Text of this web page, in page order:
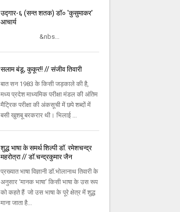
उद्गार-६ (सन्त शतक) डॉ० 'कुसुमाकर'
आचार्य
&nbs...
सलाम बंडू, कुकूर!! // संजीव तिवारी
बात सन 1983 के किसी जड़काले की है,
मध्य प्रदेश माध्यमिक परीक्षा मंडल की अंतिम
मैट्रिक परीक्षा की अंकसूची में छपे शब्दों में
बसी खुशबू बरकरार थी। भिलाई ...
शुद्ध भाषा के समर्थ शिल्पी डॉ. रमेशचन्द्र
महरोत्रा // डॉ.चन्द्रकुमार जैन
प्रख्यात भाषा विज्ञानी डॉ.भोलानाथ तिवारी के
अनुसार ‘मानक भाषा’ किसी भाषा के उस रूप
को कहते हैं जो उस भाषा के पूरे क्षेत्र में शुद्ध
माना जाता है...